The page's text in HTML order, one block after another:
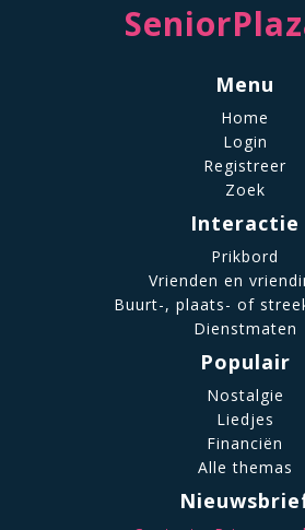
Menu
Home
Login
Registreer
Zoek
Interactie
Prikbord
Vrienden en
Buurt-, plaats- of
Dienstmaten
Populair
Nostalgie
Liedjes
Financiën
Alle themas